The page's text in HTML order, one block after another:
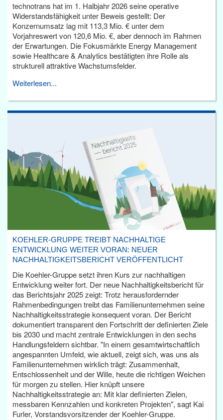
technotrans hat im 1. Halbjahr 2026 seine operative
Widerstandsfähigkeit unter Beweis gestellt: Der
Konzernumsatz lag mit 113,3 Mio. € unter dem
Vorjahreswert von 120,6 Mio. €, aber dennoch im Rahmen
der Erwartungen. Die Fokusmärkte Energy Management
sowie Healthcare & Analytics bestätigten ihre Rolle als
strukturell attraktive Wachstumsfelder.
Weiterlesen...
KOEHLER-GRUPPE TREIBT NACHHALTIGE
ENTWICKLUNG WEITER VORAN: NEUER
NACHHALTIGKEITSBERICHT VERÖFFENTLICHT
Die Koehler-Gruppe setzt ihren Kurs zur nachhaltigen
Entwicklung weiter fort. Der neue Nachhaltigkeitsbericht für
das Berichtsjahr 2025 zeigt: Trotz herausfordernder
Rahmenbedingungen treibt das Familienunternehmen seine
Nachhaltigkeitsstrategie konsequent voran. Der Bericht
dokumentiert transparent den Fortschritt der definierten Ziele
bis 2030 und macht zentrale Entwicklungen in den sechs
Handlungsfeldern sichtbar. "In einem gesamtwirtschaftlich
angespannten Umfeld, wie aktuell, zeigt sich, was uns als
Familienunternehmen wirklich trägt: Zusammenhalt,
Entschlossenheit und der Wille, heute die richtigen Weichen
für morgen zu stellen. Hier knüpft unsere
Nachhaltigkeitsstrategie an: Mit klar definierten Zielen,
messbaren Kennzahlen und konkreten Projekten", sagt Kai
Furler, Vorstandsvorsitzender der Koehler-Gruppe.